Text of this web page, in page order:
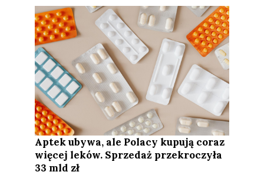
Aptek ubywa, ale Polacy kupują coraz
więcej leków. Sprzedaż przekroczyła
33 mld zł